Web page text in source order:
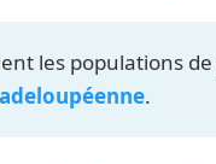
les populations
.